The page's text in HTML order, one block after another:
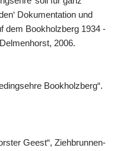
Dokumentation und
dem Bookholzberg 1934 -
2006.
Bookholzberg“.
Geest“, Ziehbrunnen-